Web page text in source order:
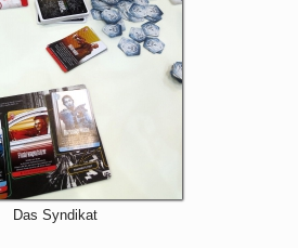
Das Syndikat